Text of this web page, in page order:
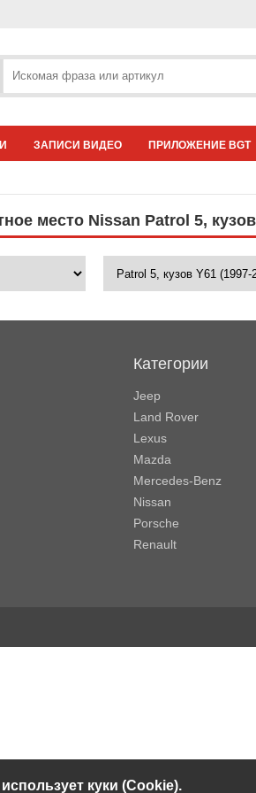
ЗАПИСИ ВИДЕО ПРИЛОЖЕНИЕ BGT
место Nissan Patrol 5,
Категории
Jeep
Land Rover
Lexus
Mazda
Mercedes-Benz
Nissan
Porsche
Renault
куки (Cookie).